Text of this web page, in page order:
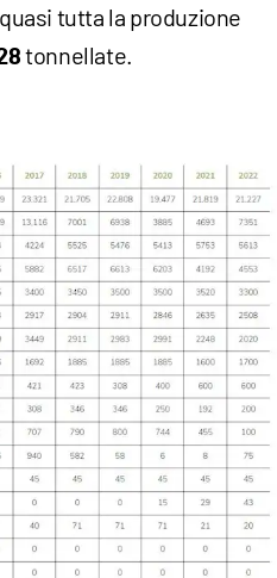
tutta la produzione
tonnellate.